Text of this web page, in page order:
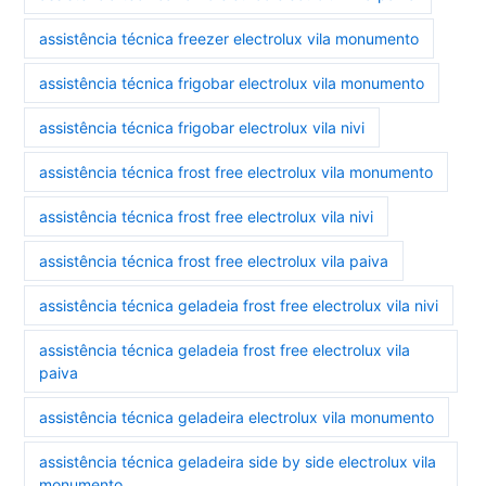
assistência técnica freezer electrolux vila monumento
assistência técnica frigobar electrolux vila monumento
assistência técnica frigobar electrolux vila nivi
assistência técnica frost free electrolux vila monumento
assistência técnica frost free electrolux vila nivi
assistência técnica frost free electrolux vila paiva
assistência técnica geladeia frost free electrolux vila nivi
assistência técnica geladeia frost free electrolux vila
paiva
assistência técnica geladeira electrolux vila monumento
assistência técnica geladeira side by side electrolux vila